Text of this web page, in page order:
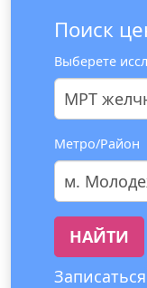
Поиск
Выберете
МРТ
Метро/Район
м.
НАЙТИ